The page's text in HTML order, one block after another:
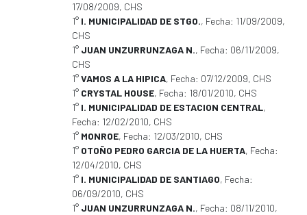
17/08/2009, CHS
1° I. MUNICIPALIDAD DE STGO., Fecha: 11/09/2009,
CHS
1° JUAN UNZURRUNZAGA N., Fecha: 06/11/2009,
CHS
1°VAMOS A LA HIPICA, Fecha: 07/12/2009, CHS
1° CRYSTAL HOUSE, Fecha: 18/01/2010, CHS
1° I. MUNICIPALIDAD DE ESTACION CENTRAL,
Fecha: 12/02/2010, CHS
1° MONROE, Fecha: 12/03/2010, CHS
1° OTOÑO PEDRO GARCIA DE LA HUERTA, Fecha:
12/04/2010, CHS
1° I. MUNICIPALIDAD DE SANTIAGO, Fecha:
06/09/2010, CHS
1° JUAN UNZURRUNZAGA N., Fecha: 08/11/2010,